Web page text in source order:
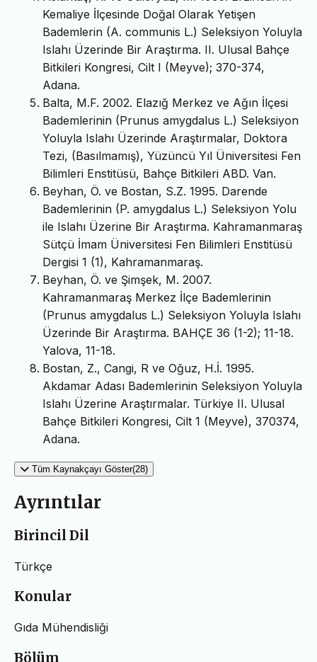
Kemaliye İlçesinde Doğal Olarak Yetişen
Bademlerin (A. communis L.) Seleksiyon Yoluyla
Islahı Üzerinde Bir Araştırma. II. Ulusal Bahçe
Bitkileri Kongresi, Cilt I (Meyve); 370-374,
Adana.
Balta, M.F. 2002. Elazığ Merkez ve Ağın İlçesi
Bademlerinin (Prunus amygdalus L.) Seleksiyon
Yoluyla Islahı Üzerinde Araştırmalar, Doktora
Tezi, (Basılmamış), Yüzüncü Yıl Üniversitesi Fen
Bilimleri Enstitüsü, Bahçe Bitkileri ABD. Van.
Beyhan, Ö. ve Bostan, S.Z. 1995. Darende
Bademlerinin (P. amygdalus L.) Seleksiyon Yolu
ile Islahı Üzerine Bir Araştırma. Kahramanmaraş
Sütçü İmam Üniversitesi Fen Bilimleri Enstitüsü
Dergisi 1 (1), Kahramanmaraş.
Beyhan, Ö. ve Şimşek, M. 2007.
Kahramanmaraş Merkez İlçe Bademlerinin
(Prunus amygdalus L.) Seleksiyon Yoluyla Islahı
Üzerinde Bir Araştırma. BAHÇE 36 (1-2); 11-18.
Yalova, 11-18.
Bostan, Z., Cangi, R ve Oğuz, H.İ. 1995.
Akdamar Adası Bademlerinin Seleksiyon Yoluyla
Islahı Üzerine Araştırmalar. Türkiye II. Ulusal
Bahçe Bitkileri Kongresi, Cilt 1 (Meyve), 370374,
Adana.
Tüm Kaynakçayı Göster(28)
Ayrıntılar
Birincil Dil
Türkçe
Konular
Gıda Mühendisliği
Bölüm